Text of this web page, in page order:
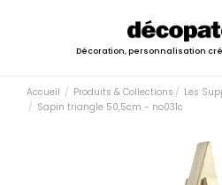
Décoration, personnalisation
Accueil Produits & Collections
Les
Sapin triangle 50,5cm - no031c